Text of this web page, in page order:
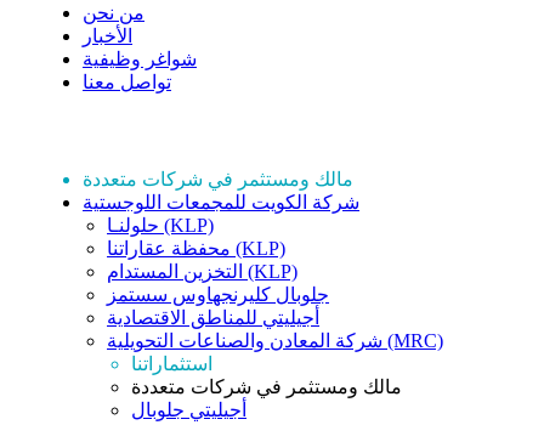
من نحن
الأخبار
شواغر وظيفية
تواصل معنا
مالك ومستثمر في شركات متعددة
شركة الكويت للمجمعات اللوجستية
حلولنـا (KLP)
محفظة عقاراتنا (KLP)
التخزين المستدام (KLP)
جلوبال كليرنجهاوس سستمز
أجيليتي للمناطق الاقتصادية
شركة المعادن والصناعات التحويلية (MRC)
استثماراتنا
مالك ومستثمر في شركات متعددة
أجيليتي جلوبال